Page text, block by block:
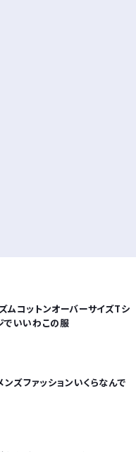
ムコットンオーバーサイズTシ
でいいわこの服
ズファッションいくらなんで